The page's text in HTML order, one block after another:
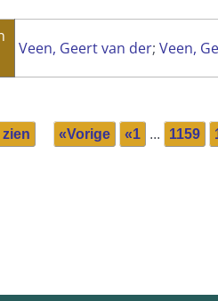
Veen, Geert van der; Veen,
zien «Vorige «1 ... 1159